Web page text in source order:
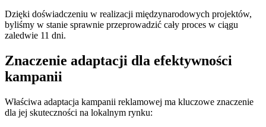
Dzięki doświadczeniu w realizacji międzynarodowych projektów,
byliśmy w stanie sprawnie przeprowadzić cały proces w ciągu
zaledwie 11 dni.
Znaczenie adaptacji dla efektywności
kampanii
Właściwa adaptacja kampanii reklamowej ma kluczowe znaczenie
dla jej skuteczności na lokalnym rynku: